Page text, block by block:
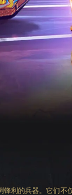
锋利的兵器。它们不